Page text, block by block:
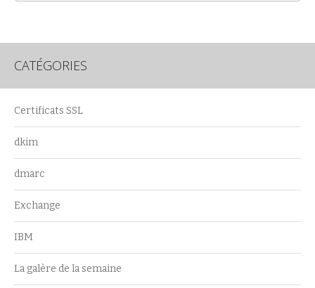
CATÉGORIES
Certificats SSL
dkim
dmarc
Exchange
IBM
La galère de la semaine